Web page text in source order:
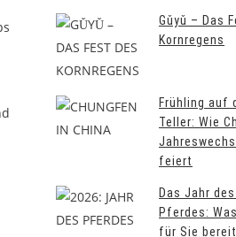
Gǔyǔ – Das
Kornregens
Frühling auf
Teller: Wie
feiert
Das Jahr
Pferdes:
für Sie